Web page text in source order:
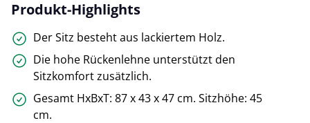
Produkt-Highlights
Der Sitz besteht aus lackiertem Holz.
Die hohe Rückenlehne unterstützt den
Sitzkomfort zusätzlich.
Gesamt HxBxT: 87 x 43 x 47 cm. Sitzhöhe: 45
cm.